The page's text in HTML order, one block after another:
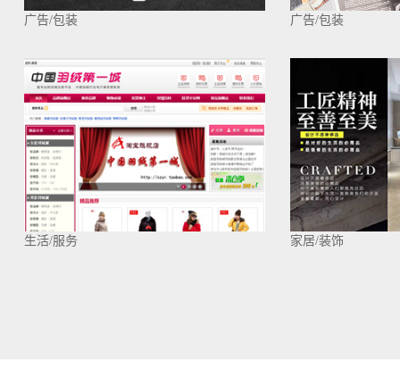
广告/包装 广告/包装
生活/服务 家居/装饰